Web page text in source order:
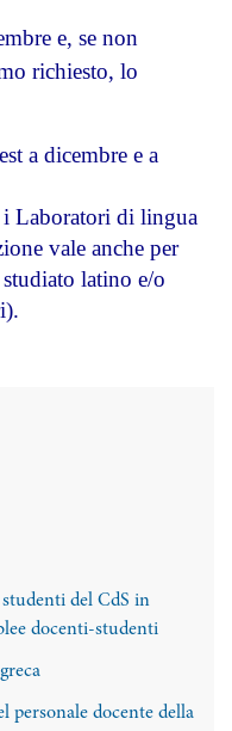
e, se non
richiesto, lo
a dicembre e a
i Laboratori di lingua
vale anche per
latino e/o
del CdS in
docenti-studenti
personale docente della